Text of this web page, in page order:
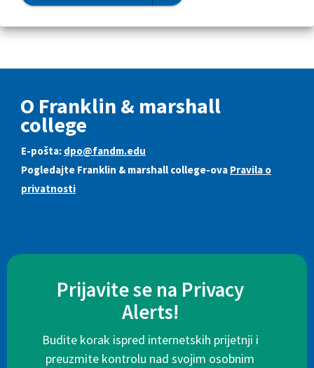
O Franklin & marshall
college
E-pošta: dpo@fandm.edu
Pogledajte Franklin & marshall college-ova Pravila o
privatnosti
Prijavite se na Privacy
Alerts!
Budite korak ispred internetskih prijetnji i
preuzmite kontrolu nad svojim osobnim